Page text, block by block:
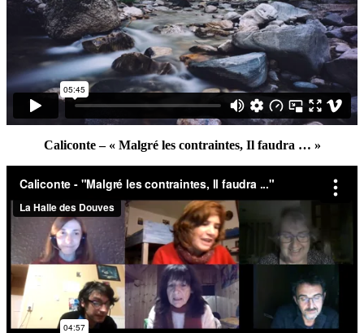
Caliconte – « Malgré les contraintes, Il faudra … »